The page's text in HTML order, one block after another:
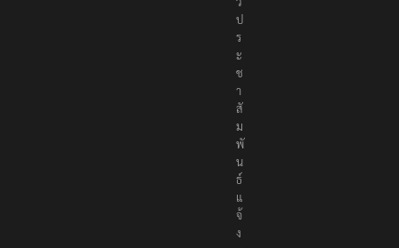
ข่
า
ว
ป
ร
ะ
ช
า
สั
ม
พั
น
ธ์
แ